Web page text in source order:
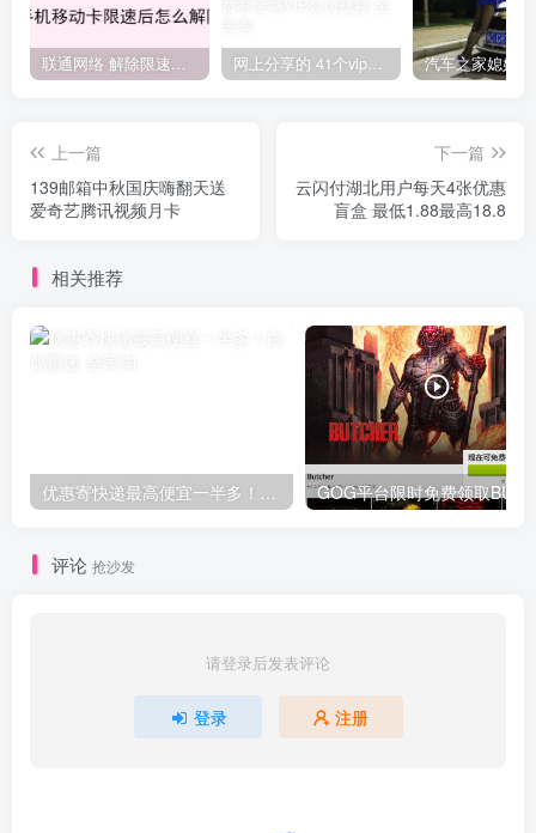
联通网络 解除限速方法参考！畅享、畅玩、老白干等及其它地区自测了 网上分享的 41个vip解析接口 有需要的拿去~ 免费看全网VIP会员视频
上一篇
139邮箱中秋国庆嗨翻天送
爱奇艺腾讯视频月卡
下一篇
云闪付湖北用户每天4张优惠
盲盒 最低1.88最高18.8
相关推荐
优惠寄快递最高便宜一半多！白鸽惠递
评论 抢沙发
请登录后发表评论
登录 注册